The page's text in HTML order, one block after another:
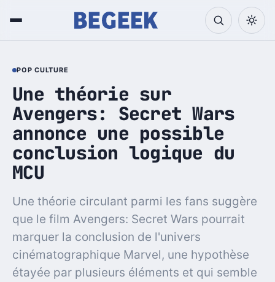
POP CULTURE
Une théorie sur
Avengers: Secret Wars
annonce une possible
conclusion logique du
MCU
Une théorie circulant parmi les fans suggère
que le film Avengers: Secret Wars pourrait
marquer la conclusion de l'univers
cinématographique Marvel, une hypothèse
étayée par plusieurs éléments et qui semble